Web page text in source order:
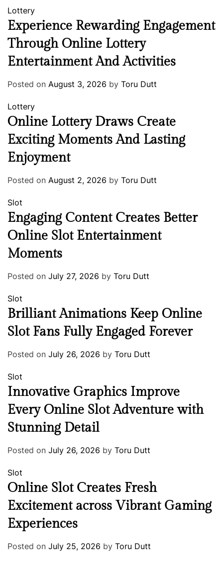
Lottery
Experience Rewarding Engagement
Through Online Lottery
Entertainment And Activities
Posted on August 3, 2026 by Toru Dutt
Lottery
Online Lottery Draws Create
Exciting Moments And Lasting
Enjoyment
Posted on August 2, 2026 by Toru Dutt
Slot
Engaging Content Creates Better
Online Slot Entertainment
Moments
Posted on July 27, 2026 by Toru Dutt
Slot
Brilliant Animations Keep Online
Slot Fans Fully Engaged Forever
Posted on July 26, 2026 by Toru Dutt
Slot
Innovative Graphics Improve
Every Online Slot Adventure with
Stunning Detail
Posted on July 26, 2026 by Toru Dutt
Slot
Online Slot Creates Fresh
Excitement across Vibrant Gaming
Experiences
Posted on July 25, 2026 by Toru Dutt